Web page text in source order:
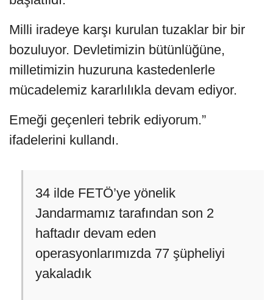
Milli iradeye karşı kurulan tuzaklar bir bir
bozuluyor. Devletimizin bütünlüğüne,
milletimizin huzuruna kastedenlerle
mücadelemiz kararlılıkla devam ediyor.
Emeği geçenleri tebrik ediyorum.”
ifadelerini kullandı.
34 ilde FETÖ’ye yönelik
Jandarmamız tarafından son 2
haftadır devam eden
operasyonlarımızda 77 şüpheliyi
yakaladık